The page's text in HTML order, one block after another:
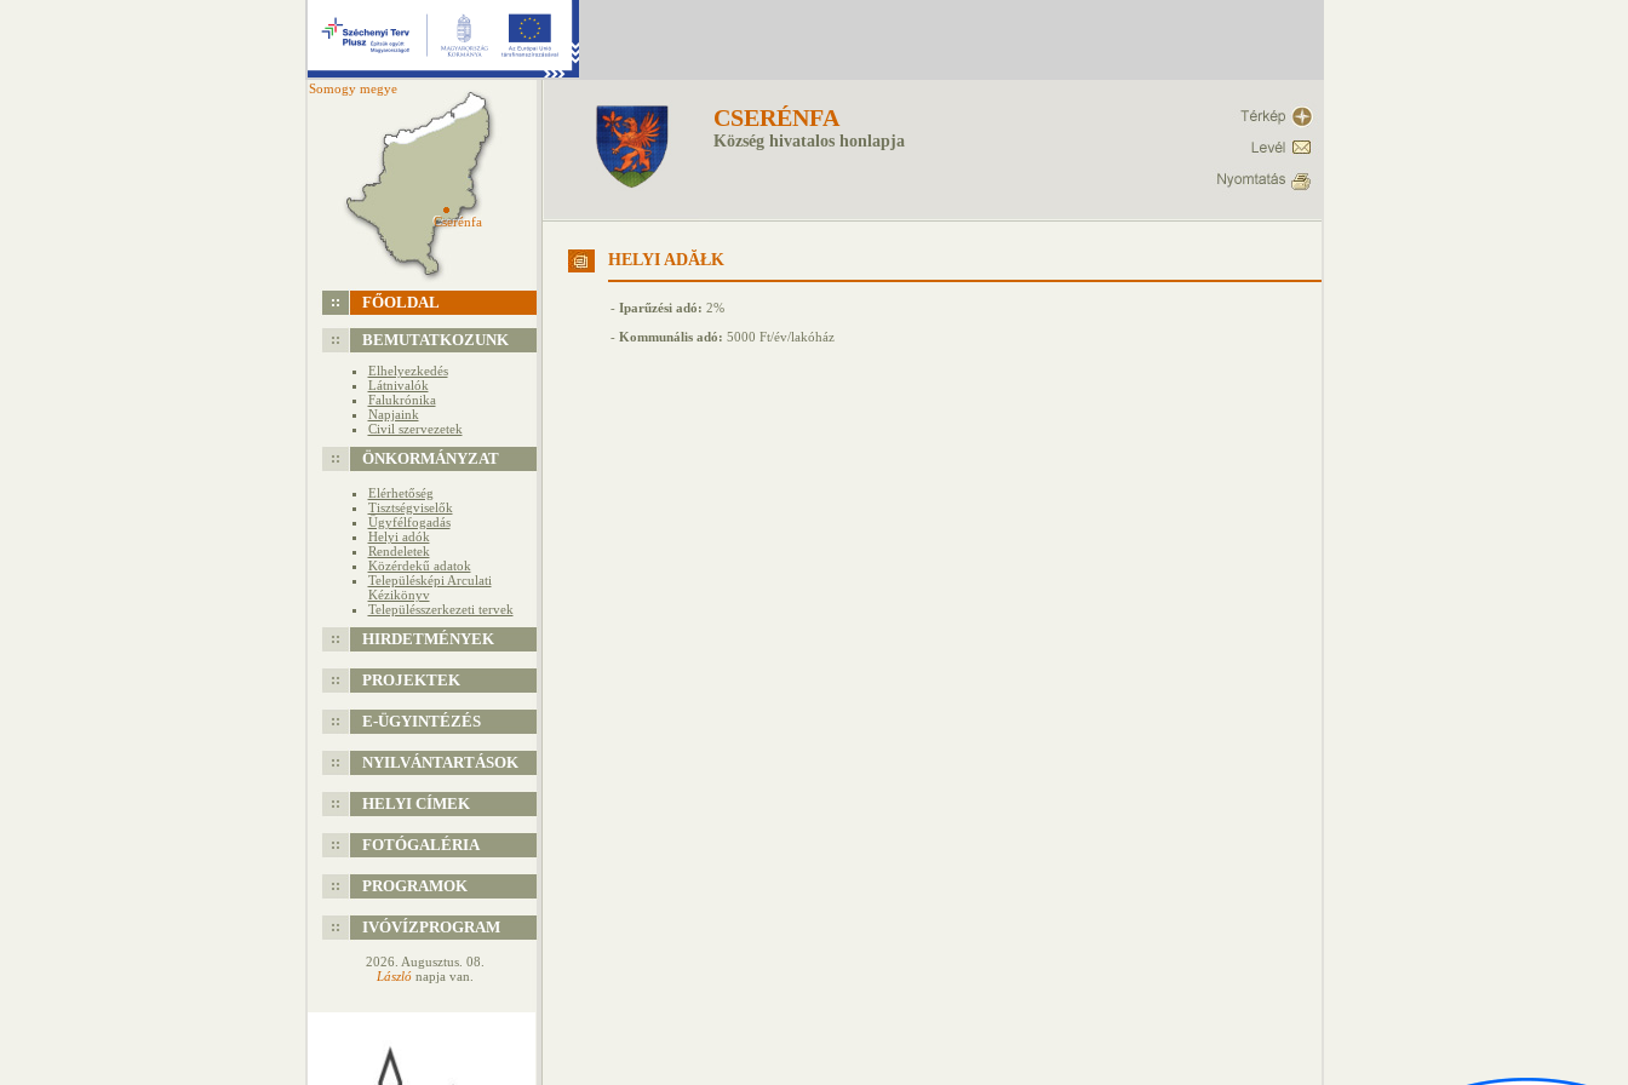
Somogy megye
Cserénfa
Cserénfa
FŐOLDAL
BEMUTATKOZUNK
Elhelyezkedés
Látnivalók
Falukrónika
Napjaink
Civil szervezetek
ÖNKORMÁNYZAT
Elérhetőség
Tisztségviselők
Ügyfélfogadás
Helyi adók
Rendeletek
Közérdekű adatok
Településképi Arculati
Kézikönyv
Településszerkezeti tervek
HIRDETMÉNYEK
PROJEKTEK
E-ÜGYINTÉZÉS
NYILVÁNTARTÁSOK
HELYI CÍMEK
FOTÓGALÉRIA
PROGRAMOK
IVÓVÍZPROGRAM
2026. Augusztus. 08.
László napja van.
CSERÉNFA
Község hivatalos honlapja
HELYI ADĂŁK
- Iparűzési adó: 2%
- Kommunális adó: 5000 Ft/év/lakóház